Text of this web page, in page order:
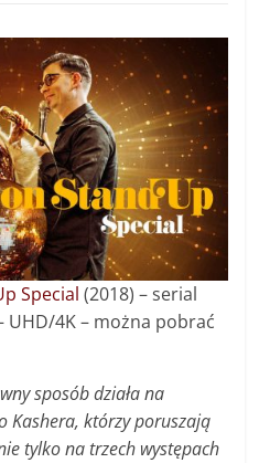
Special (2018) – serial
UHD/4K – można pobrać
sposób działa na
Kashera, którzy poruszają
tylko na trzech występach